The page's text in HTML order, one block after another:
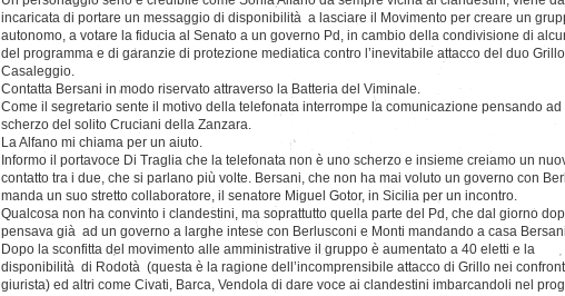
incaricata di portare un messaggio di disponibilità a lasciare il Movimento per creare un
autonomo, a votare la fiducia al Senato a un governo Pd, in cambio della condivisione di
del programma e di garanzie di protezione mediatica contro l’inevitabile attacco del duo
Casaleggio.
Contatta Bersani in modo riservato attraverso la Batteria del Viminale.
Come il segretario sente il motivo della telefonata interrompe la comunicazione pensando ad
scherzo del solito Cruciani della Zanzara.
La Alfano mi chiama per un aiuto.
Informo il portavoce Di Traglia che la telefonata non è uno scherzo e insieme creiamo un
contatto tra i due, che si parlano più volte. Bersani, che non ha mai voluto un governo con
manda un suo stretto collaboratore, il senatore Miguel Gotor, in Sicilia per un incontro.
Qualcosa non ha convinto i clandestini, ma soprattutto quella parte del Pd, che dal giorno
pensava già ad un governo a larghe intese con Berlusconi e Monti mandando a casa Bersani
Dopo la sconfitta del movimento alle amministrative il gruppo è aumentato a 40 eletti e la
disponibilità di Rodotà (questa è la ragione dell’incomprensibile attacco di Grillo nei
giurista) ed altri come Civati, Barca, Vendola di dare voce ai clandestini imbarcandoli nel